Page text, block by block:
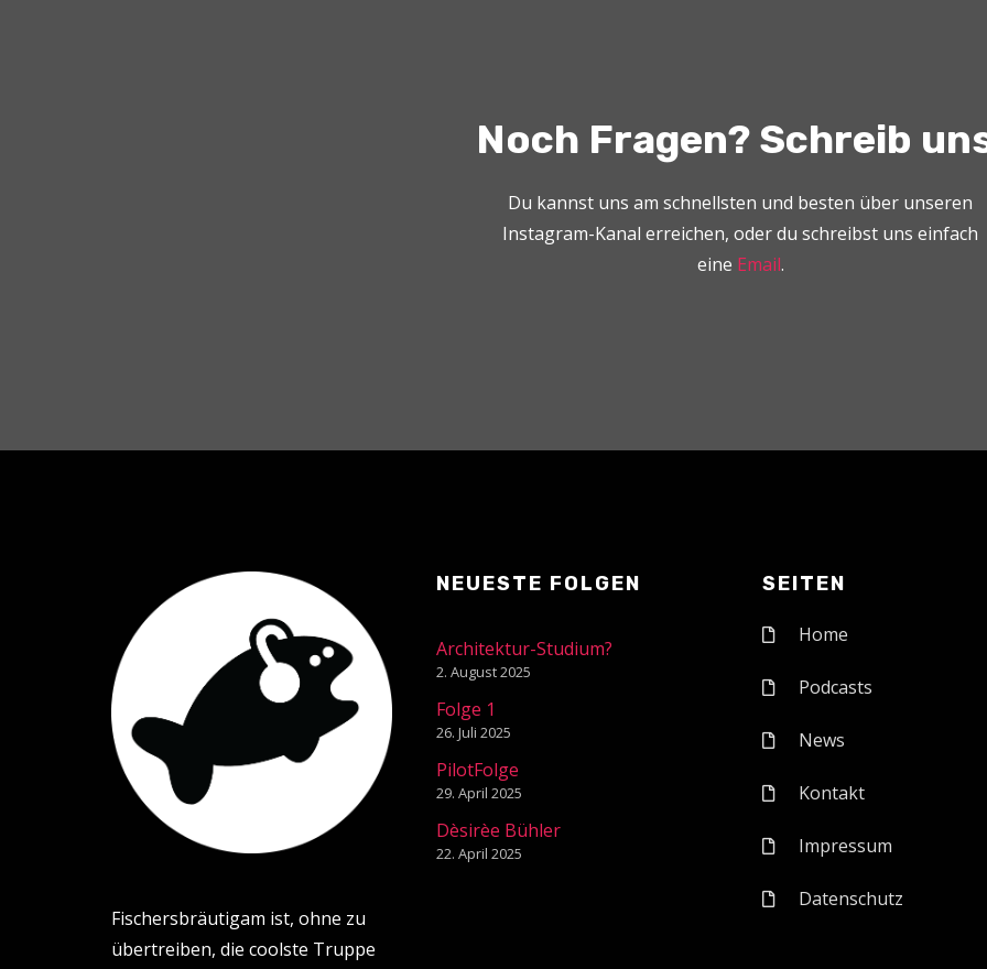
Noch Fragen? Schreib
Du kannst uns am schnellsten und besten über unseren
Instagram-Kanal erreichen, oder du schreibst uns einfach
eine Email.
Fischersbräutigam ist, ohne zu
übertreiben, die coolste Truppe
NEUESTE FOLGEN
Architektur-Studium?
2. August 2025
Folge 1
26. Juli 2025
PilotFolge
29. April 2025
Dèsirèe Bühler
22. April 2025
SEITEN
Home
Podcasts
News
Kontakt
Impressum
Datenschutz